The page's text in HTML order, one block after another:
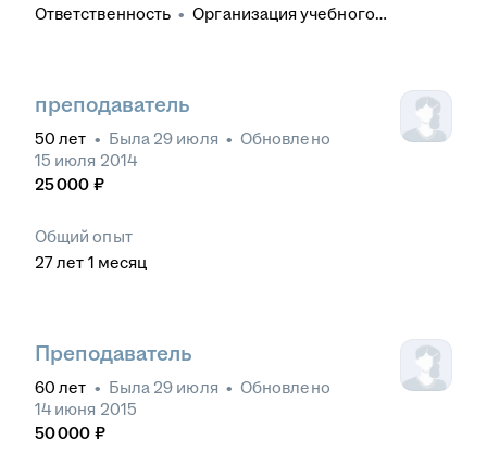
Ответственность • Организация учебного
персонала • Работа с оргтехникой
Управленческие навыки
Администрирование процесса обучения
Работа с
документами
преподаватель
50 лет • Была 29 июля • Обновлено
15 июля 2014
25 000 ₽
Общий опыт
27лет 1 месяц
Преподаватель
60 лет • Была 29 июля • Обновлено
14 июня 2015
50 000 ₽